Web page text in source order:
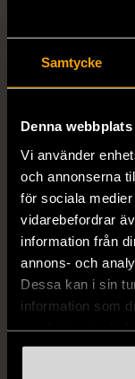
Samtycke
Denna
Vi använder
och annonserna
för sociala
vidarebefordrar
information från
annons- och
Dessa kan i sin
information som
1/5
H&M
H&M -
volangklänning
XS (32-34)
99 kr